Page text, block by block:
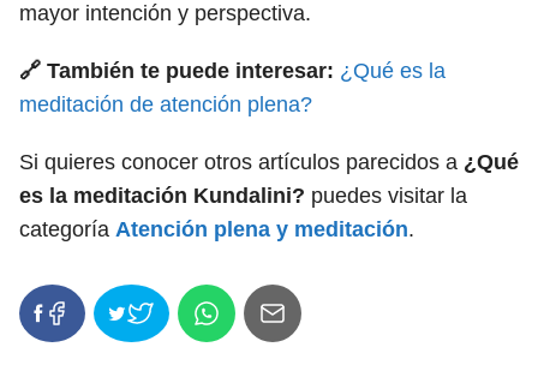
mayor intención y perspectiva.
🔗 También te puede interesar: ¿Qué es la
meditación de atención plena?
Si quieres conocer otros artículos parecidos a ¿Qué
es la meditación Kundalini? puedes visitar la
categoría Atención plena y meditación.